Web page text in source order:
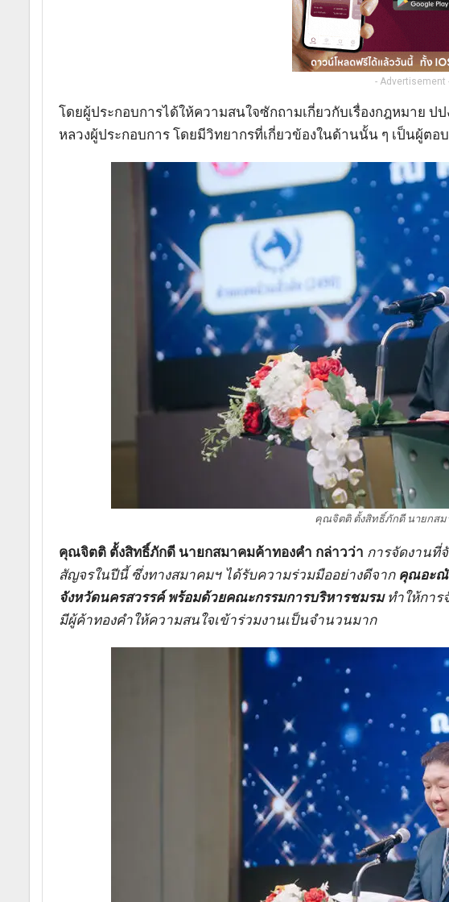
- Advertisement
โดยผู้ประกอบการได้ให้ความสนใจซักถามเกี่ยวกับเรื่องกฎหมาย
หลวงผู้ประกอบการ โดยมีวิทยากรที่เกี่ยวข้องในด้านนั้น ๆ เป็นผู้ต
คุณจิตติ ตั้งสิทธิ์ภักดี นายกส
คุณจิตติ ตั้งสิทธิ์ภักดี นายกสมาคมค้าทองคำ กล่าวว่า การจัดงานที่
สัญจรในปีนี้ ซึ่งทางสมาคมฯ ได้รับความร่วมมืออย่างดีจาก คุณอะณั
จังหวัดนครสวรรค์ พร้อมด้วยคณะกรรมการบริหารชมรมทำให้การ
มีผู้ค้าทองคำให้ความสนใจเข้าร่วมงานเป็นจำนวนมาก